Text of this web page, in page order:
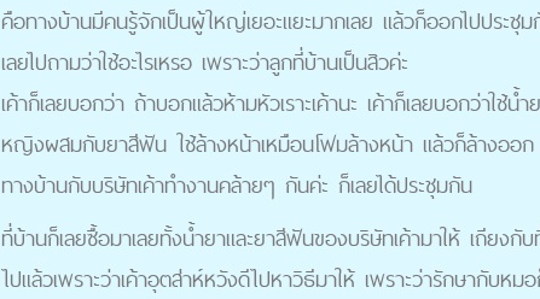
คือทางบ้านมีคนรู้จักเป็นผู้ใหญ่เยอะแยะมากเลย แล้วก็ออกไปประ
เลยไปถามว่าใช้อะไรเหรอ เพราะว่าลูกที่บ้านเป็นสิวค่ะ
เค้าก็เลยบอกว่า ถ้าบอกแล้วห้ามหัวเราะเค้านะ เค้าก็เลยบอกว่าใช้
หญิงผสมกับยาสีฟัน ใช้ล้างหน้าเหมือนโฟมล้างหน้า แล้วก็ล้างออ
ทางบ้านกับบริษัทเค้าทำงานคล้ายๆ กันค่ะ ก็เลยได้ประชุมกัน
ที่บ้านก็เลยซื้อมาเลยทั้งน้ำยาและยาสีฟันของบริษัทเค้ามาให้ เถียงกั
ไปแล้วเพราะว่าเค้าอุตส่าห์หวังดีไปหาวิธีมาให้ เพราะว่ารักษากับหม